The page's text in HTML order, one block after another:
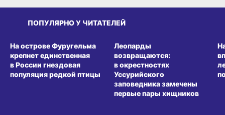
ПОПУЛЯРНО У ЧИТАТЕЛЕЙ
На острове Фуругельма
крепнет единственная
в России гнездовая
популяция редкой птицы
Леопарды
возвращаются:
в окрестностях
Уссурийского
заповедника замечены
первые пары хищников